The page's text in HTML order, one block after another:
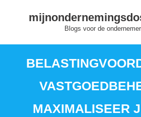
Blogs voor de ondernemer
MAXIMALISEER